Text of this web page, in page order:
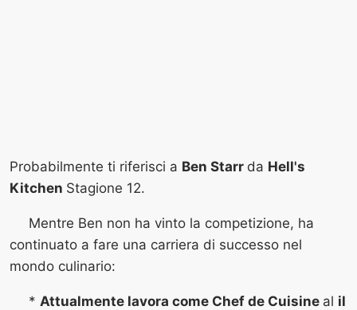
Probabilmente ti riferisci a Ben Starr da Hell's
Kitchen Stagione 12.
Mentre Ben non ha vinto la competizione, ha
continuato a fare una carriera di successo nel
mondo culinario:
* Attualmente lavora come Chef de Cuisine al il